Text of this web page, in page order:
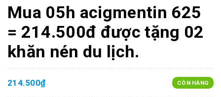
Mua 05h acigmentin 625
= 214.500đ được tặng 02
khăn nén du lịch.
214.500₫ CÒN HÀNG